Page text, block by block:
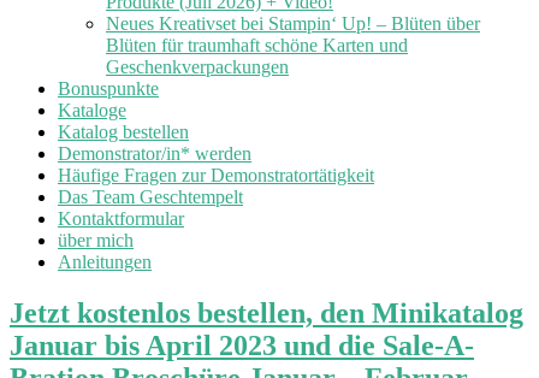
Neues Kreativset bei Stampin‘ Up! – Blüten über
Blüten für traumhaft schöne Karten und
Geschenkverpackungen
Bonuspunkte
Kataloge
Katalog bestellen
Demonstrator/in* werden
Häufige Fragen zur Demonstratortätigkeit
Das Team Geschtempelt
Kontaktformular
über mich
Anleitungen
Jetzt kostenlos bestellen, den Minikatalog
Januar bis April 2023 und die Sale-A-